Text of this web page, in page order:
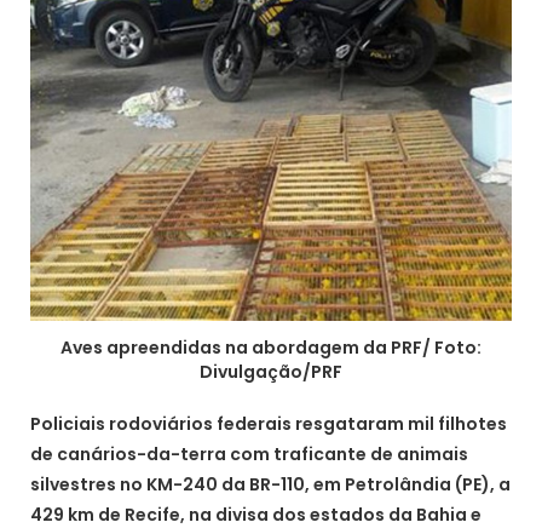
Aves apreendidas na abordagem da PRF/ Foto:
Divulgação/PRF
Policiais rodoviários federais resgataram mil filhotes
de canários-da-terra com traficante de animais
silvestres no KM-240 da BR-110, em Petrolândia (PE), a
429 km de Recife, na divisa dos estados da Bahia e